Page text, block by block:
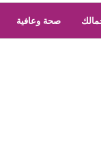
صحة وعافية